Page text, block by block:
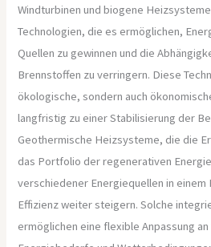
Windturbinen und biogene
Technologien, die es ermöglichen,
Quellen zu gewinnen und die
Brennstoffen zu verringern. Diese
ökologische, sondern auch
langfristig zu einer Stabilisierung der
Geothermische Heizsysteme, die die
das Portfolio der regenerativen
verschiedener Energiequellen in einem
Effizienz weiter steigern. Solche
ermöglichen eine flexible Anpassung